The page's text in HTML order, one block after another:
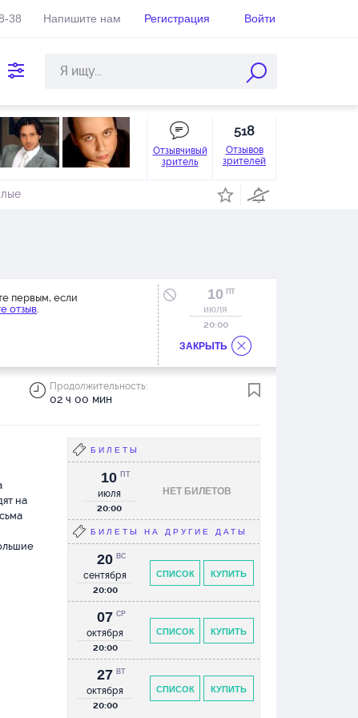
38 Напишите нам Регистрация Войти
Отзывчивый
зритель
518
Отзывов
зрителей
первым, если
отзыв.
10 ПТ
июля
20:00
Продолжительность:
02 ч 00 мин
ЗАКРЫТЬ
на
БИЛЕТЫ
НЕТ БИЛЕТОВ
10
июля
ПТ
20:00
БИЛЕТЫ НА ДРУГИЕ ДАТЫ
КУПИТЬ
СПИСОК
20
сентября
ВС
20:00
КУПИТЬ
СПИСОК
07
октября
СР
20:00
КУПИТЬ
СПИСОК
27
октября
ВТ
20:00